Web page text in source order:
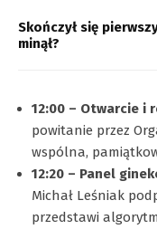
Skończył się
minął?
12:00 – Otwarcie i
powitanie przez
wspólna,
12:20 – Panel
Michał Leśniak
przedstawi